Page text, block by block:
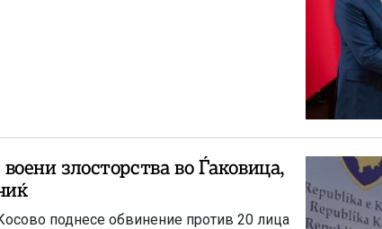
злосторства во Ѓаковица,
поднесе обвинение против 20 лица